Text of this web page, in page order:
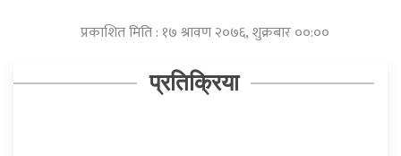
प्रकाशित मिति : १७ श्रावण २०७६, शुक्रबार ००:००
प्रतिक्रिया